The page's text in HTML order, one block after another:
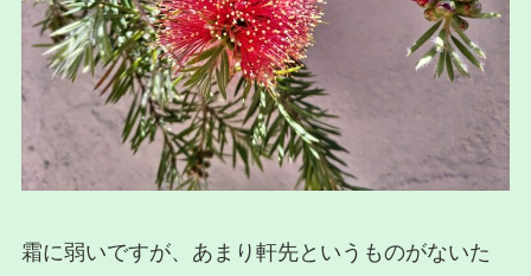
霜に弱いですが、あまり軒先というものがないた